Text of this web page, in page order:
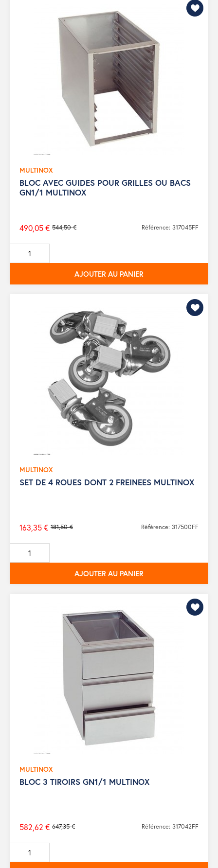
MULTINOX
BLOC AVEC GUIDES POUR GRILLES OU BACS
GN1/1 MULTINOX
Prix
de
base
544,50 €
490,05 € Référence: 317045FF
AJOUTER AU PANIER
MULTINOX
SET DE 4 ROUES DONT 2 FREINEES MULTINOX
Prix
de
base
181,50 €
163,35 € Référence: 317500FF
AJOUTER AU PANIER
MULTINOX
BLOC 3 TIROIRS GN1/1 MULTINOX
Prix
de
base
647,35 €
582,62 € Référence: 317042FF